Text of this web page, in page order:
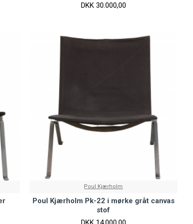
DKK 30.000,00
Poul Kjærholm
Poul Kjærholm Pk-22 i mørke gråt canvas
stof